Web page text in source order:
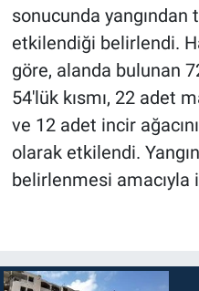
sonucunda yangından
etkilendiği belirlendi.
göre, alanda bulunan
54'lük kısmı, 22 adet
ve 12 adet incir
olarak etkilendi.
belirlenmesi amacıyla